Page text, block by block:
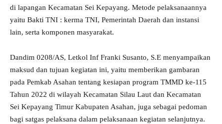
di lapangan Kecamatan Sei Kepayang. Metode pelaksanaannya
yaitu Bakti TNI : kerma TNI, Pemerintah Daerah dan instansi
lain, serta komponen masyarakat.
Dandim 0208/AS, Letkol Inf Franki Susanto, S.E menyampaikan
maksud dan tujuan kegiatan ini, yaitu memberikan gambaran
pada Pemkab Asahan tentang kesiapan program TMMD ke-115
Tahun 2022 di wilayah Kecamatan Silau Laut dan Kecamatan
Sei Kepayang Timur Kabupaten Asahan, juga sebagai pedoman
bagi satgas pelaksana dalam pelaksanaan kegiatan selanjutnya.